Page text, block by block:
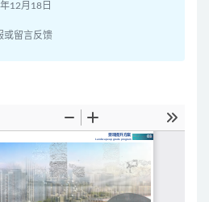
12月18日
或留言反馈